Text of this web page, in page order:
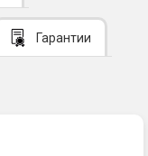
Гарантии